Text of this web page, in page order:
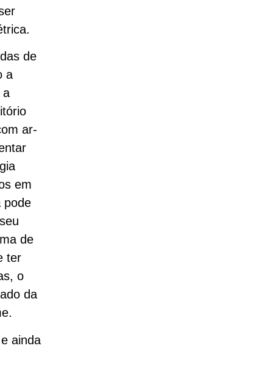
de
a
a
ar-
em
pode
de
ter
o
da
ainda